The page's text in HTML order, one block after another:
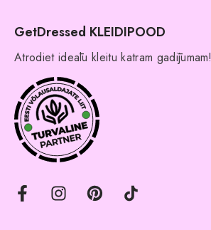
GetDressed KLEIDIPOOD
Atrodiet ideālu kleitu katram gadījumam!